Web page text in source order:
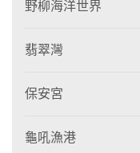
野柳海洋世界
翡翠灣
保安宮
龜吼漁港